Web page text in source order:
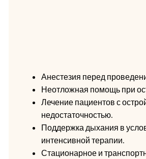
Анестезия перед
Неотложная помощь при
Лечение пациентов с
недостаточностью.
Поддержка дыхания в
интенсивной терапии.
Стационарное и